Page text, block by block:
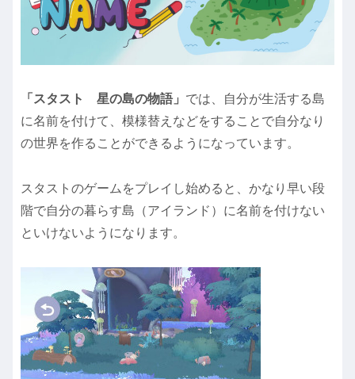
「スタスト 星の島の物語」 では、自分が生活する島
に名前を付けて、模様替えなどをすることで自分なり
の世界を作ることができるようになっています。
スタストのゲームをプレイし始めると、かなり早い段
階で自分の暮らす島（アイランド）に名前を付けない
といけないようになります。